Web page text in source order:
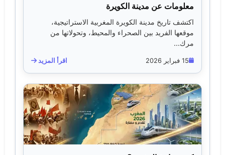
معلومات عن مدينة الكويرة
اكتشف تاريخ مدينة الكويرة المغربية الاستراتيجية،
موقعها الفريد بين الصحراء والمحيط، وتحولاتها من
مرك...
15 فبراير 2026 اقرأ المزيد